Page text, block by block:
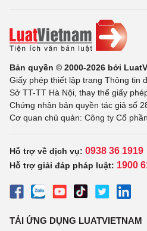
Bản quyền © 2000-2026 bởi
Giấy phép thiết lập trang Thông tin
Sở TT-TT Hà Nội, thay thế giấy
Chứng nhận bản quyền tác giả số
Cơ quan chủ quản: Công ty Cổ
Hỗ trợ về dịch vụ: 0938 36 1919
Hỗ trợ giải đáp pháp luật: 1900
TẢI ỨNG DỤNG LUATVIETNAM